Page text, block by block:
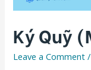
Ký Quỹ
Leave a Comment /